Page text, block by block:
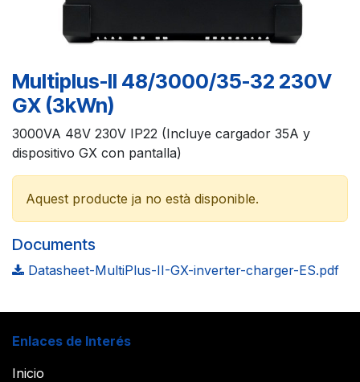
Multiplus-II 48/3000/35-32 230V
GX (3kWn)
3000VA 48V 230V IP22 (Incluye cargador 35A y
dispositivo GX con pantalla)
Aquest producte ja no està disponible.
Documents
Datasheet-MultiPlus-II-GX-inverter-charger-ES.pdf
Enlaces de Interés
Inicio